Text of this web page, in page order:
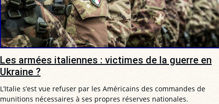
Les armées italiennes : victimes de la guerre en
Ukraine ?
L’Italie s’est vue refuser par les Américains des commandes de
munitions nécessaires à ses propres réserves nationales.